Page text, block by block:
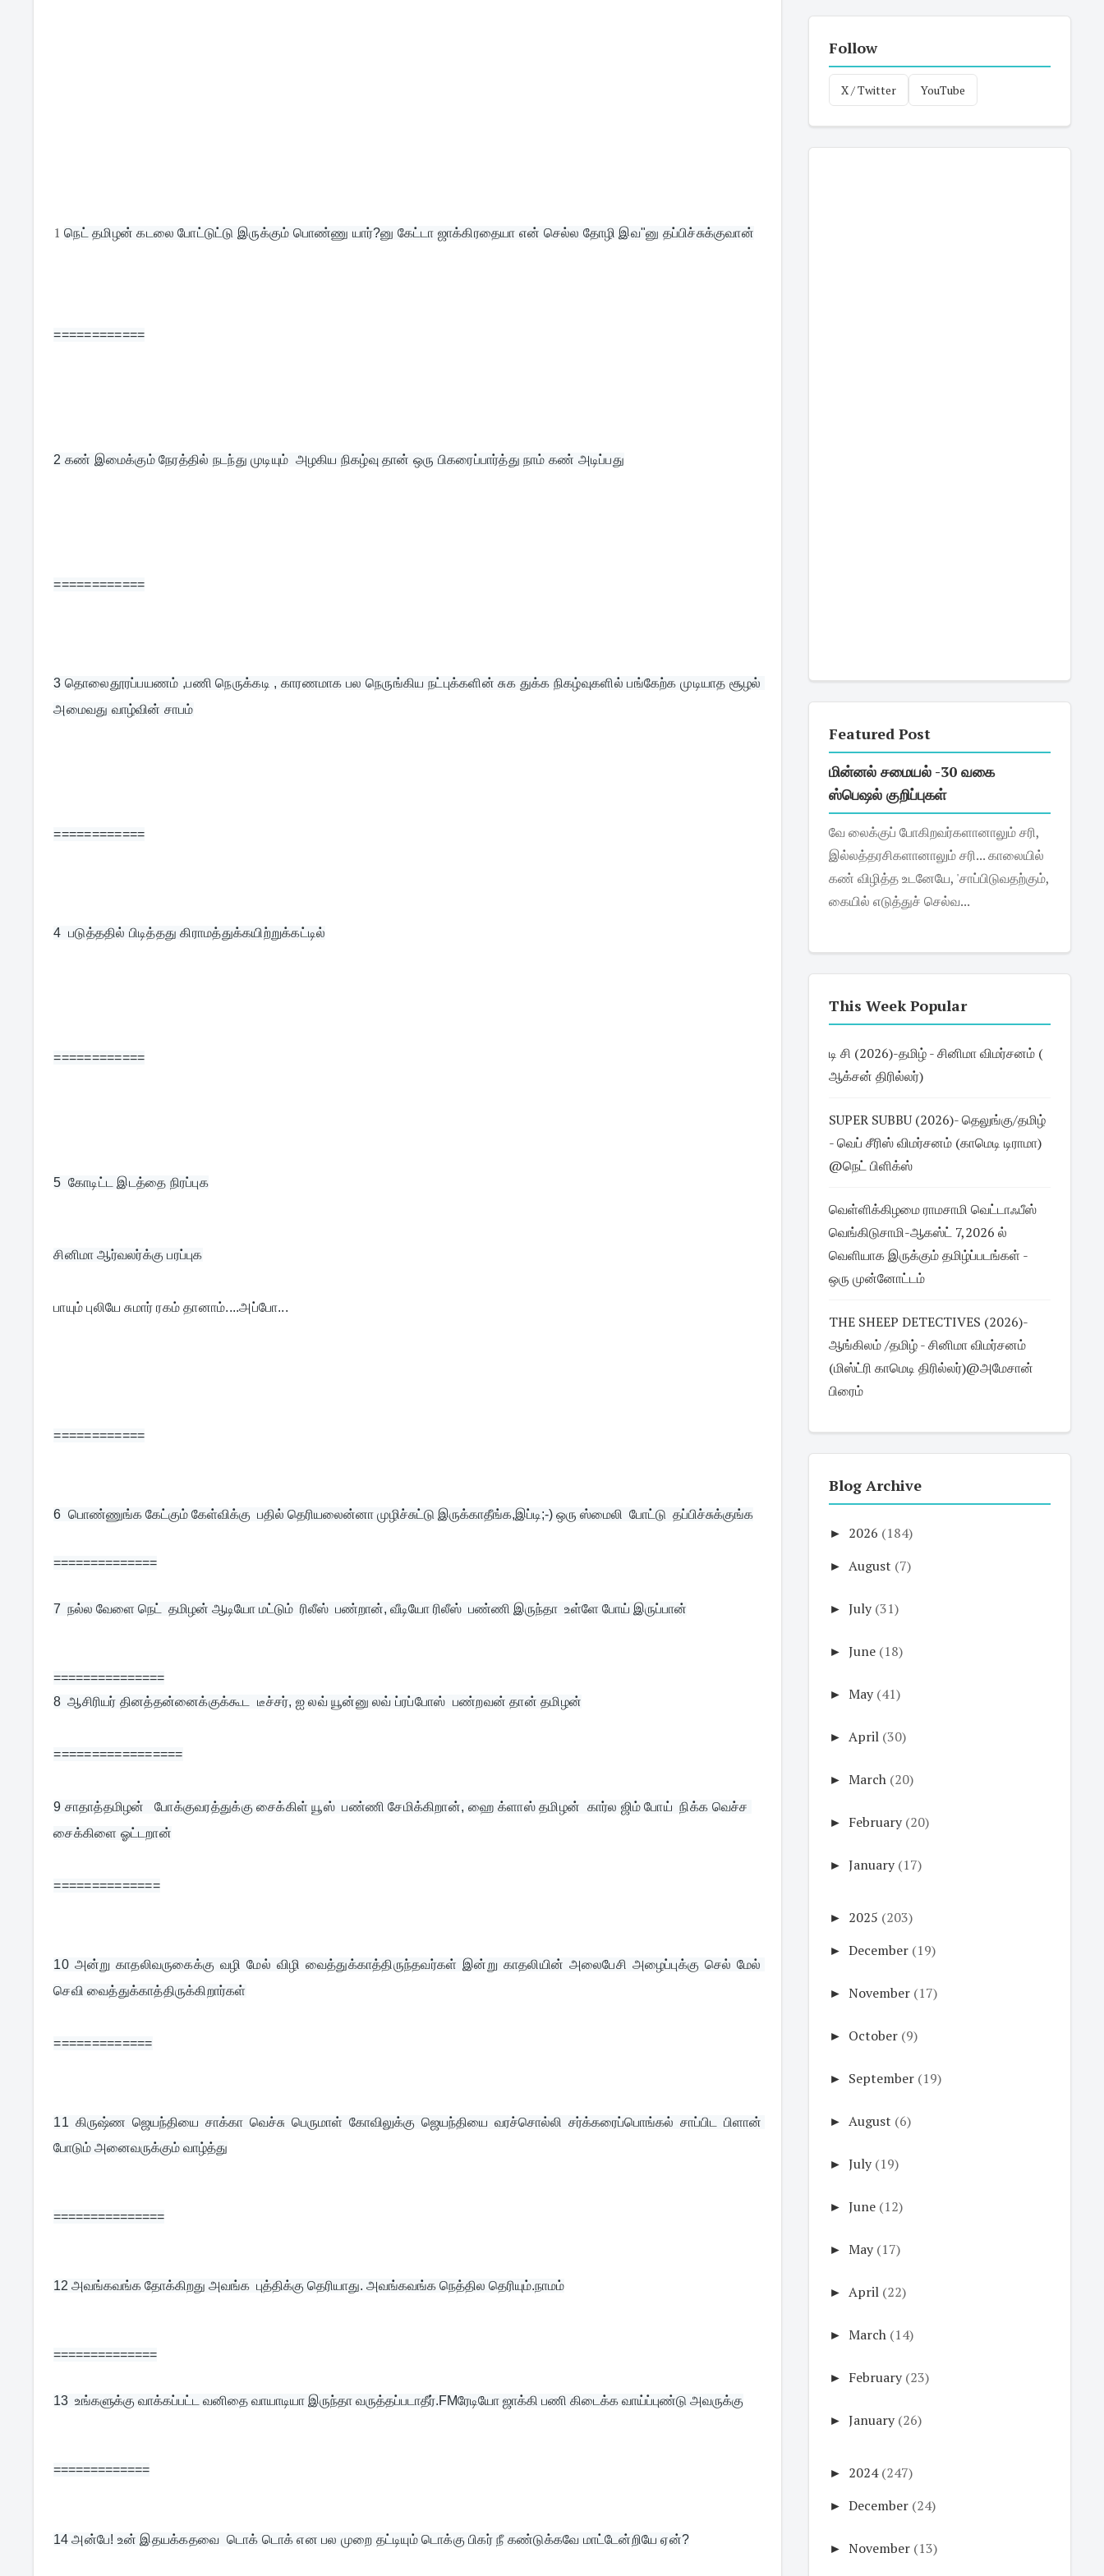
1நெட் தமிழன் கடலை போட்டுட்டு இருக்கும் பொண்ணு யார்?னு கேட்டா ஜாக்கிரதையா என் செல்ல தோழி இவ"னு தப்பிச்சுக்குவான்
============
2 கண் இமைக்கும் நேரத்தில் நடந்து முடியும்  அழகிய நிகழ்வு தான் ஒரு பிகரைப்பார்த்து நாம் கண் அடிப்பது
============
3 தொலைதூரப்பயணம் ,பணி நெருக்கடி , காரணமாக பல நெருங்கிய நட்புக்களின் சுக துக்க நிகழ்வுகளில் பங்கேற்க முடியாத சூழல்
அமைவது வாழ்வின் சாபம்
============
4 படுத்ததில் பிடித்தது கிராமத்துக்கயிற்றுக்கட்டில்
============
5 கோடிட்ட இடத்தை நிரப்புக
சினிமா ஆர்வலர்க்கு பரப்புக
பாயும் புலியே சுமார் ரகம் தானாம்....அப்போ...
============
6 பொண்ணுங்க கேட்கும் கேள்விக்கு  பதில் தெரியலைன்னா முழிச்சுட்டு இருக்காதீங்க,இப்டி;-) ஒரு ஸ்மைலி  போட்டு  தப்பிச்சுக்குங்க
==============
7 நல்ல வேளை நெட்  தமிழன் ஆடியோ மட்டும்  ரிலீஸ்  பண்றான், வீடியோ ரிலீஸ்  பண்ணி இருந்தா  உள்ளே போய் இருப்பான்
===============
8 ஆசிரியர் தினத்தன்னைக்குக்கூட  டீச்சர், ஐ லவ் யூன்னு லவ் ப்ரப்போஸ்  பண்றவன் தான் தமிழன்
=================
9 சாதாத்தமிழன்   போக்குவரத்துக்கு சைக்கிள் யூஸ்  பண்ணி சேமிக்கிறான், ஹை க்ளாஸ் தமிழன்  கார்ல ஜிம் போய்  நிக்க வெச்ச
சைக்கிளை ஓட்டறான்
==============
10 அன்று காதலிவருகைக்கு வழி மேல் விழி வைத்துக்காத்திருந்தவர்கள் இன்று காதலியின் அலைபேசி அழைப்புக்கு செல் மேல்
செவி வைத்துக்காத்திருக்கிறார்கள்
=============
11 கிருஷ்ண ஜெயந்தியை சாக்கா வெச்சு பெருமாள் கோவிலுக்கு ஜெயந்தியை வரச்சொல்லி சர்க்கரைப்பொங்கல் சாப்பிட பிளான்
போடும் அனைவருக்கும் வாழ்த்து
===============
12 அவங்கவங்க தோக்கிறது அவங்க  புத்திக்கு தெரியாது. அவங்கவங்க நெத்தில தெரியும்.நாமம்
==============
13 உங்களுக்கு வாக்கப்பட்ட வனிதை வாயாடியா இருந்தா வருத்தப்படாதீர்.FMரேடியோ ஜாக்கி பணி கிடைக்க வாய்ப்புண்டு அவருக்கு
=============
14 அன்பே! உன் இதயக்கதவை  டொக் டொக் என பல முறை தட்டியும் டொக்கு பிகர் நீ கண்டுக்கவே மாட்டேன்றியே ஏன்?
Follow
X / Twitter YouTube
Featured Post
மின்னல் சமையல் -30 வகை
ஸ்பெஷல் குறிப்புகள்
வே லைக்குப் போகிறவர்களானாலும் சரி,
இல்லத்தரசிகளானாலும் சரி... காலையில்
கண் விழித்த உடனேயே, 'சாப்பிடுவதற்கும்,
கையில் எடுத்துச் செல்வ...
This Week Popular
டி சி (2026)-தமிழ் - சினிமா விமர்சனம் (
ஆக்சன் திரில்லர்)
SUPER SUBBU (2026)- தெலுங்கு/தமிழ்
- வெப் சீரிஸ் விமர்சனம் (காமெடி டிராமா)
@நெட் பிளிக்ஸ்
வெள்ளிக்கிழமை ராமசாமி வெட்டாஃபீஸ்
வெங்கிடுசாமி-ஆகஸ்ட் 7,2026 ல்
வெளியாக இருக்கும் தமிழ்ப்படங்கள் -
ஒரு முன்னோட்டம்
THE SHEEP DETECTIVES (2026)-
ஆங்கிலம் /தமிழ் - சினிமா விமர்சனம்
(மிஸ்ட்ரி காமெடி திரில்லர்)@அமேசான்
பிரைம்
Blog Archive
► 2026 (184)
► August (7)
► July (31)
► June (18)
► May (41)
► April (30)
► March (20)
► February (20)
► January (17)
► 2025 (203)
► December (19)
► November (17)
► October (9)
► September (19)
► August (6)
► July (19)
► June (12)
► May (17)
► April (22)
► March (14)
► February (23)
► January (26)
► 2024 (247)
► December (24)
► November (13)